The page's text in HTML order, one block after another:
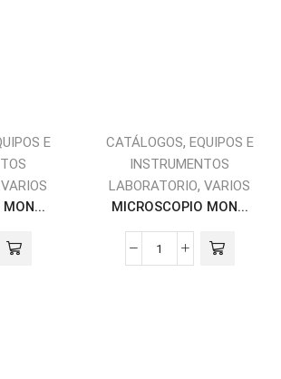
E
VARIOS
MON...
CATÁLOGOS, EQUIPOS E
INSTRUMENTOS
LABORATORIO, VARIOS
MICROSCOPIO MON...